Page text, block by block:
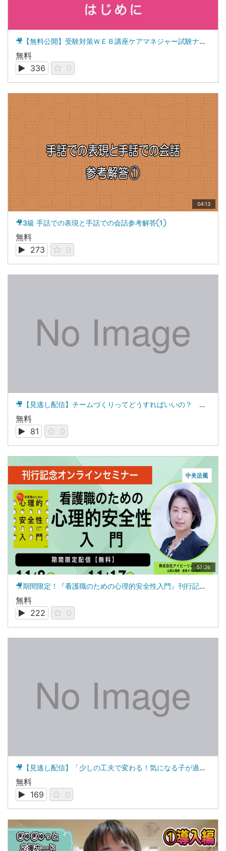
🎥【無料公開】受験対策ＷＥＢ講座ケアマネジャー試験ナビ2026「単元0 はじめに」
無料
336
0
04:13
🎥3級 手話での表現と手話での会話参考解答①
無料
273
0
🎥【見逃し配信】チームづくりってどうすればいいの？ 「保育リーダーのための職員が育つチームづくり」オンラインセミナー
無料
81
0
57:26
🎥期間限定！『看護職のための心理的安全性入門』刊行記念無料オンラインセミナー（録画配信）
無料
222
0
🎥【見逃し配信】「少しの工夫で変わる！気になる子が過ごしやすくなる保育の環境構成」オンラインセミナー
無料
169
0